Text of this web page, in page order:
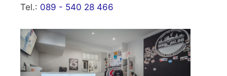
Tel.: 089 - 540 28 466